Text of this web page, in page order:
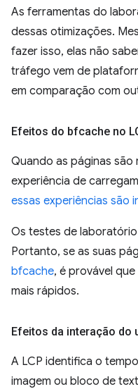
As ferramentas do
dessas otimizações.
fazer isso, elas não
tráfego vem de
em comparação com
Efeitos do bfcache no
Quando as páginas
experiência de
essas experiências são
Os testes de
Portanto, se as suas
bfcache, é provável
mais rápidos.
Efeitos da interação do
A LCP identifica o
imagem ou bloco de